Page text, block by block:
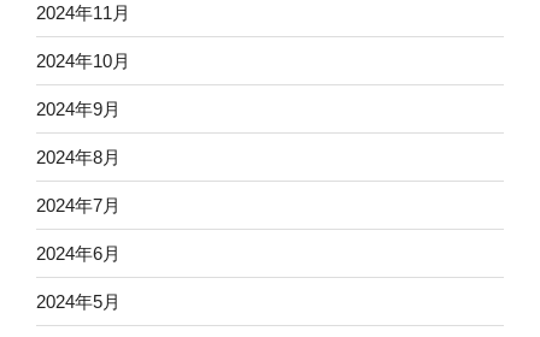
2024年11月
2024年10月
2024年9月
2024年8月
2024年7月
2024年6月
2024年5月